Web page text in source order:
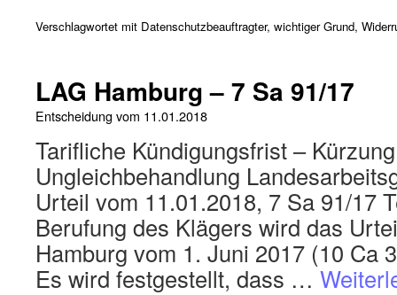
Verschlagwortet mit Datenschutzbeauftragter, wichtiger Grund,
LAG Hamburg – 7 Sa 91/17
Entscheidung vom 11.01.2018
Tarifliche Kündigungsfrist –
Ungleichbehandlung
Urteil vom 11.01.2018, 7 Sa 91/17
Berufung des Klägers wird das
Hamburg vom 1. Juni 2017 (10 Ca
Es wird festgestellt, dass …